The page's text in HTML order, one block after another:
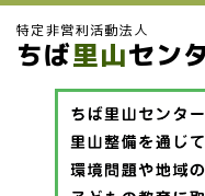
特定非営利活動法人
ちば里山セン